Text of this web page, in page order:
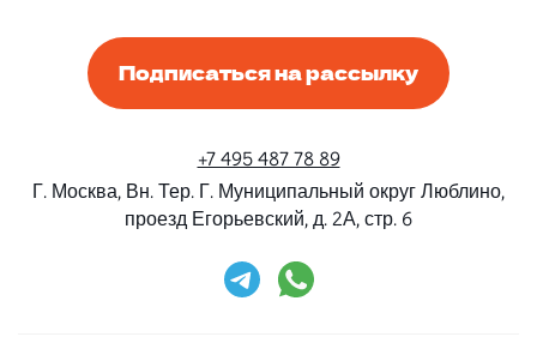
Подписаться на рассылку
+7 495 487 78 89
Г. Москва, Вн. Тер. Г. Муниципальный округ Люблино,
проезд Егорьевский, д. 2А, стр. 6